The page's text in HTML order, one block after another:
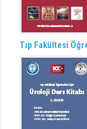
Tıp Fakültesi